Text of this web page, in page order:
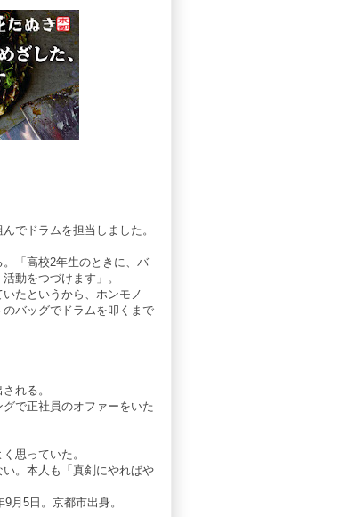
でドラムを担当しました。
「高校2年生のときに、バ
動をつづけます」。
たというから、ホンモノ
バッグでドラムを叩くまで
れる。
で正社員のオファーをいた
思っていた。
。本人も「真剣にやればや
月5日。京都市出身。